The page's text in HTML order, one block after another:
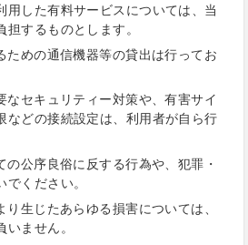
用した有料サービスについては、当
するものとします。
ための通信機器等の貸出は行ってお
なセキュリティー対策や、有害サイ
などの接続設定は、利用者が自ら行
の公序良俗に反する行為や、犯罪・
ください。
生じたあらゆる損害については、
ません。